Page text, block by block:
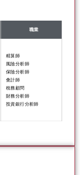
職業
精算師
風險分析師
保險分析師
會計師
稅務顧問
財務分析師
投資銀行分析師